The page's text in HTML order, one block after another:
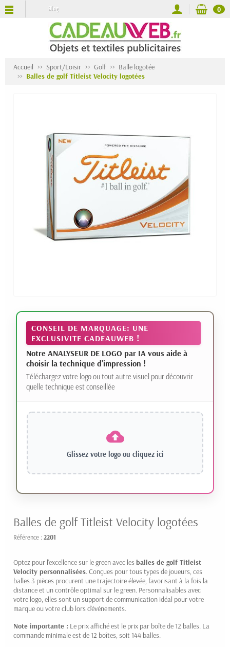
Blog 0
Accueil Sport/Loisir Golf
Balle logotée
Balles de golf Titleist Velocity logotées
CONSEIL DE MARQUAGE: UNE
EXCLUSIVITE CADEAUWEB !
Notre ANALYSEUR DE LOGO par IA vous aide à
choisir la technique d'impression !
Téléchargez votre logo ou tout autre visuel pour découvrir
quelle technique est conseillée
Glissez votre logo ou cliquez ici
Balles de golf Titleist Velocity logotées
Référence : 2201
Optez pour l'excellence sur le green avec lesballes de golf Titleist
Velocity personnalisées . Conçues pour tous types de joueurs, ces
balles 3 pièces procurent une trajectoire élevée, favorisant à la fois la
distance et un contrôle optimal sur le green. Personnalisables avec
votre logo, elles sont un support de communication idéal pour votre
marque ou votre club lors d'événements.
Note importante : Le prix affiché est le prix par boîte de 12 balles. La
commande minimale est de 12 boîtes, soit 144 balles.